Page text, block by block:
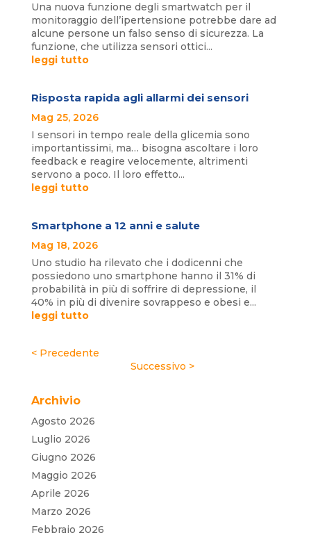
Una nuova funzione degli smartwatch per il
monitoraggio dell’ipertensione potrebbe dare ad
alcune persone un falso senso di sicurezza. La
funzione, che utilizza sensori ottici...
leggi tutto
Risposta rapida agli allarmi dei sensori
Mag 25, 2026
I sensori in tempo reale della glicemia sono
importantissimi, ma… bisogna ascoltare i loro
feedback e reagire velocemente, altrimenti
servono a poco. Il loro effetto...
leggi tutto
Smartphone a 12 anni e salute
Mag 18, 2026
Uno studio ha rilevato che i dodicenni che
possiedono uno smartphone hanno il 31% di
probabilità in più di soffrire di depressione, il
40% in più di divenire sovrappeso e obesi e...
leggi tutto
Archivio
Agosto 2026
Luglio 2026
Giugno 2026
Maggio 2026
Aprile 2026
Marzo 2026
Febbraio 2026